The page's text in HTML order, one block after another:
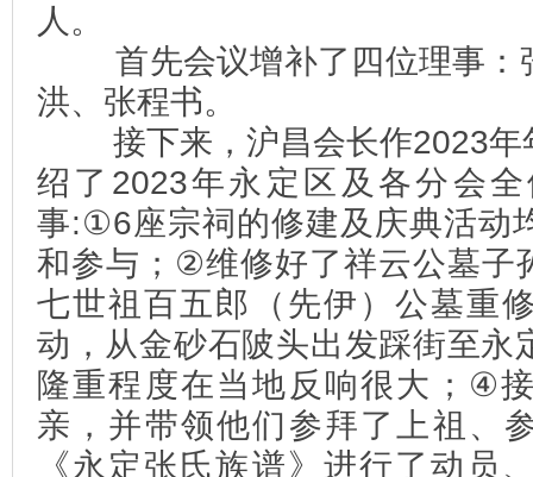
人。
首先会议增补了四位理事：
洪、张程书。
接下来，沪昌会长作2023年
绍了2023年永定区及各分会
事:①6座宗祠的修建及庆典活动
和参与；②维修好了祥云公墓子
七世祖百五郎（先伊）公墓重
动，从金砂石陂头出发踩街至永
隆重程度在当地反响很大；④
亲，并带领他们参拜了上祖、
《永定张氏族谱》进行了动员